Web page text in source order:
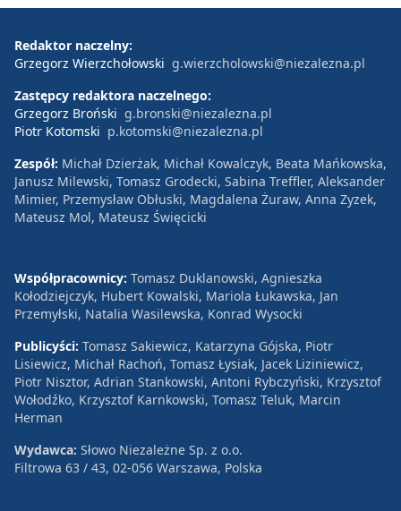
Redaktor naczelny:
Grzegorz Wierzchołowski g.wierzcholowski@niezalezna.pl
Zastępcy redaktora naczelnego:
Grzegorz Broński g.bronski@niezalezna.pl
Piotr Kotomski p.kotomski@niezalezna.pl
Zespół: Michał Dzierżak, Michał Kowalczyk, Beata Mańkowska,
Janusz Milewski, Tomasz Grodecki, Sabina Treffler, Aleksander
Mimier, Przemysław Obłuski, Magdalena Żuraw, Anna Zyzek,
Mateusz Mol, Mateusz Święcicki
Współpracownicy: Tomasz Duklanowski, Agnieszka
Kołodziejczyk, Hubert Kowalski, Mariola Łukawska, Jan
Przemyłski, Natalia Wasilewska, Konrad Wysocki
Publicyści: Tomasz Sakiewicz, Katarzyna Gójska, Piotr
Lisiewicz, Michał Rachoń, Tomasz Łysiak, Jacek Liziniewicz,
Piotr Nisztor, Adrian Stankowski, Antoni Rybczyński, Krzysztof
Wołodźko, Krzysztof Karnkowski, Tomasz Teluk, Marcin
Herman
Wydawca: Słowo Niezależne Sp. z o.o.
Filtrowa 63 / 43, 02-056 Warszawa, Polska